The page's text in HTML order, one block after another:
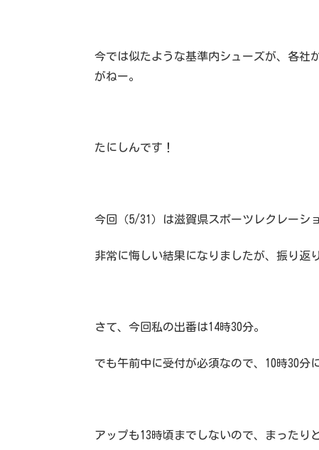
今では似たような基準内シューズが、各社
がねー。
たにしんです！
今回（5/31）は滋賀県スポーツレクレーシ
非常に悔しい結果になりましたが、振り返
さて、今回私の出番は14時30分。
でも午前中に受付が必須なので、10時30分
アップも13時頃までしないので、まったり